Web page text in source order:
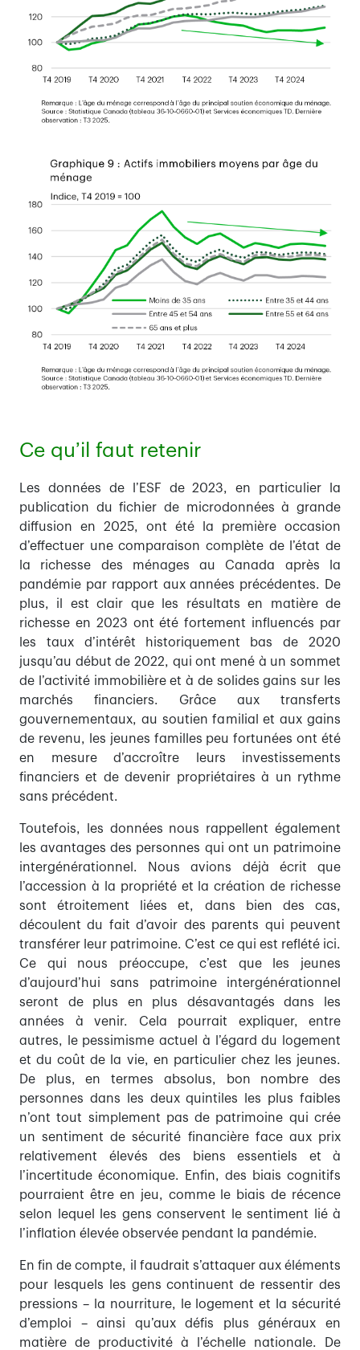
Ce qu’il faut retenir
Les données de l’ESF de 2023, en particulier la
publication du fichier de microdonnées à grande
diffusion en 2025, ont été la première occasion
d’effectuer une comparaison complète de l’état de
la richesse des ménages au Canada après la
pandémie par rapport aux années précédentes. De
plus, il est clair que les résultats en matière de
richesse en 2023 ont été fortement influencés par
les taux d’intérêt historiquement bas de 2020
jusqu’au début de 2022, qui ont mené à un sommet
de l’activité immobilière et à de solides gains sur les
marchés financiers. Grâce aux transferts
gouvernementaux, au soutien familial et aux gains
de revenu, les jeunes familles peu fortunées ont été
en mesure d’accroître leurs investissements
financiers et de devenir propriétaires à un rythme
sans précédent.
Toutefois, les données nous rappellent également
les avantages des personnes qui ont un patrimoine
intergénérationnel. Nous avions déjà écrit que
l’accession à la propriété et la création de richesse
sont étroitement liées et, dans bien des cas,
découlent du fait d’avoir des parents qui peuvent
transférer leur patrimoine. C’est ce qui est reflété ici.
Ce qui nous préoccupe, c’est que les jeunes
d’aujourd’hui sans patrimoine intergénérationnel
seront de plus en plus désavantagés dans les
années à venir. Cela pourrait expliquer, entre
autres, le pessimisme actuel à l’égard du logement
et du coût de la vie, en particulier chez les jeunes.
De plus, en termes absolus, bon nombre des
personnes dans les deux quintiles les plus faibles
n’ont tout simplement pas de patrimoine qui crée
un sentiment de sécurité financière face aux prix
relativement élevés des biens essentiels et à
l’incertitude économique. Enfin, des biais cognitifs
pourraient être en jeu, comme le biais de récence
selon lequel les gens conservent le sentiment lié à
l’inflation élevée observée pendant la pandémie.
En fin de compte, il faudrait s’attaquer aux éléments
pour lesquels les gens continuent de ressentir des
pressions – la nourriture, le logement et la sécurité
d’emploi – ainsi qu’aux défis plus généraux en
matière de productivité à l’échelle nationale. De